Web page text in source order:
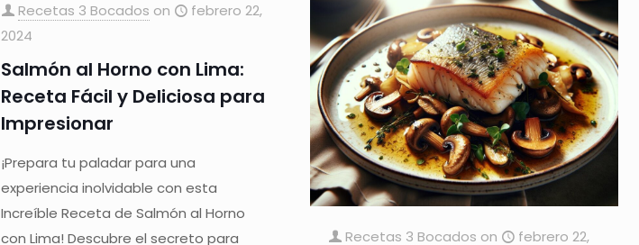
Recetas 3 Bocados on
febrero 22,
2024
Salmón al Horno con Lima:
Receta Fácil y Deliciosa para
Impresionar
¡Prepara tu paladar para una
experiencia inolvidable con esta
Increíble Receta de Salmón al Horno
con Lima! Descubre el secreto para
Recetas 3 Bocados on
febrero 22,